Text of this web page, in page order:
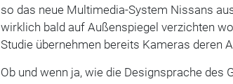
so das neue Multimedia-System Nissans
wirklich bald auf Außenspiegel verzichten
Studie übernehmen bereits Kameras deren
Ob und wenn ja, wie die Designsprache des